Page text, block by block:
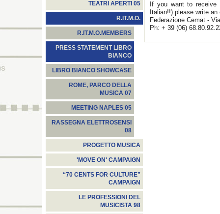
TEATRI APERTI 05
R.IT.M.O.
R.IT.M.O.MEMBERS
PRESS STATEMENT LIBRO
BIANCO
LIBRO BIANCO SHOWCASE
ROME, PARCO DELLA
MUSICA 07
MEETING NAPLES 05
RASSEGNA ELETTROSENSI
08
PROGETTO MUSICA
'MOVE ON' CAMPAIGN
“70 CENTS FOR CULTURE”
CAMPAIGN
LE PROFESSIONI DEL
MUSICISTA 98
If you want to
Italian!!) please write
Federazione Cemat -
Ph: + 39 (06)